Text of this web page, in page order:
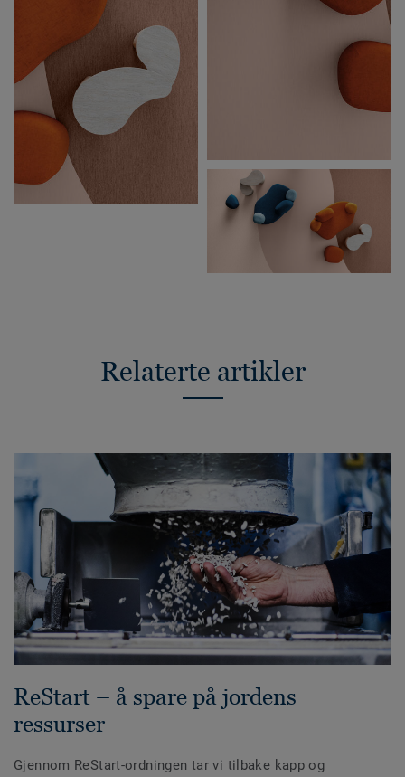
Relaterte artikler
ReStart – å spare på jordens
ressurser
Gjennom ReStart-ordningen tar vi tilbake kapp og